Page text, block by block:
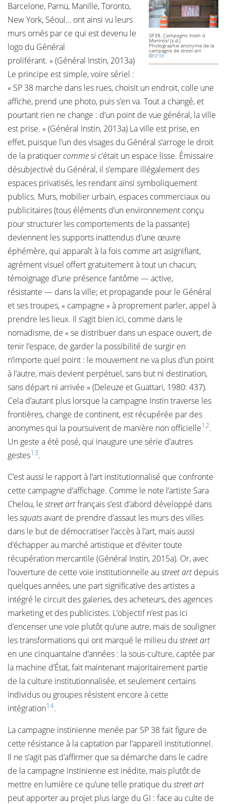
SP38,Campagne Instin à
Montréal(s.d.)
Photographie anonyme de la
campagne destreet art
©SP38
Barcelone, Parnü, Manille, Toronto,
New York, Séoul… ont ainsi vu leurs
murs ornés par ce qui est devenu le
logo du Général
proliférant. » (Général Instin, 2013a)
Le principe est simple, voire sériel :
« SP 38 marche dans les rues, choisit un endroit, colle une
affiche, prend une photo, puis s’en va. Tout a changé, et
pourtant rien ne change : d’un point de vue général, la ville
est prise. » (Général Instin, 2013a) La ville est prise, en
effet, puisque l’un des visages du Général s’arroge le droit
de la pratiquercomme si c’était un espace lisse. Émissaire
désubjectivé du Général, il s’empare illégalement des
espaces privatisés, les rendant ainsi symboliquement
publics. Murs, mobilier urbain, espaces commerciaux ou
publicitaires (tous éléments d’un environnement conçu
pour structurer les comportements de la passante)
deviennent les supports inattendus d’une œuvre
éphémère, qui apparaît à la fois comme art asignifiant,
agrément visuel offert gratuitement à tout un chacun;
témoignage d’une présence fantôme — active,
résistante — dans la ville; et propagande pour le Général
et ses troupes, « campagne » à proprement parler, appel à
prendre les lieux. Il s’agit bien ici, comme dans le
nomadisme, de « se distribuer dans un espace ouvert, de
tenir l’espace, de garder la possibilité de surgir en
n’importe quel point : le mouvement ne va plus d’un point
à l’autre, mais devient perpétuel, sans but ni destination,
sans départ ni arrivée » (Deleuze et Guattari, 1980: 437).
Cela d’autant plus lorsque la campagne Instin traverse les
frontières, change de continent, est récupérée par des
anonymes qui la poursuivent de manière non officielle12.
Un geste a été posé, qui inaugure une série d’autres
gestes13.
C’est aussi le rapport à l’art institutionnalisé que confronte
cette campagne d’affichage. Comme le note l’artiste Sara
Chelou, le street artfrançais s’est d’abord développé dans
lessquatsavant de prendre d’assaut les murs des villes
dans le but de démocratiser l’accès à l’art, mais aussi
d’échapper au marché artistique et d’éviter toute
récupération mercantile (Général Instin, 2015a). Or, avec
l’ouverture de cette voie institutionnelle au street artdepuis
quelques années, une part significative des artistes a
intégré le circuit des galeries, des acheteurs, des agences
marketing et des publicistes. L’objectif n’est pas ici
d’encenser une voie plutôt qu’une autre, mais de souligner
les transformations qui ont marqué le milieu du street art
en une cinquantaine d’années : la sous-culture, captée par
la machine d’État, fait maintenant majoritairement partie
de la culture institutionnalisée, et seulement certains
individus ou groupes résistent encore à cette
intégration14.
La campagne instinienne menée par SP 38 fait figure de
cette résistance à la captation par l’appareil institutionnel.
Il ne s’agit pas d’affirmer que sa démarche dans le cadre
de la campagne instinienne est inédite, mais plutôt de
mettre en lumière ce qu’une telle pratique du street art
peut apporter au projet plus large du GI : face au culte de